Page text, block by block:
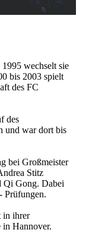
wechselt sie
bis 2003 spielt
des FC
des
und war dort bis
bei Großmeister
Stitz
Qi Gong. Dabei
Prüfungen.
in ihrer
in Hannover.